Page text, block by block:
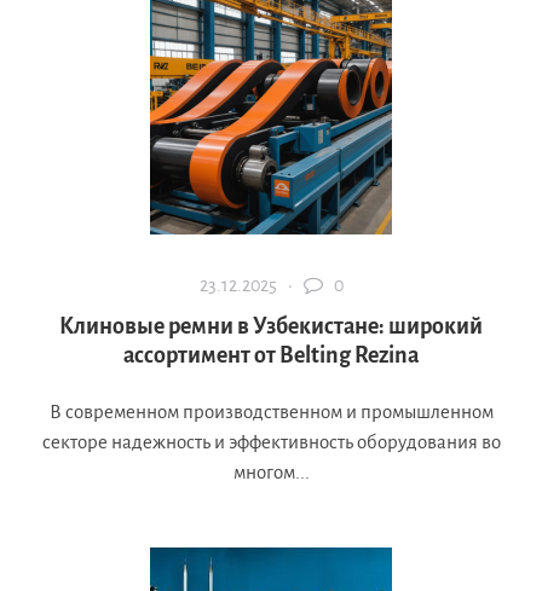
23.12.2025 · 0
Клиновые ремни в Узбекистане: широкий
ассортимент от Belting Rezina
В современном производственном и промышленном
секторе надежность и эффективность оборудования во
многом...